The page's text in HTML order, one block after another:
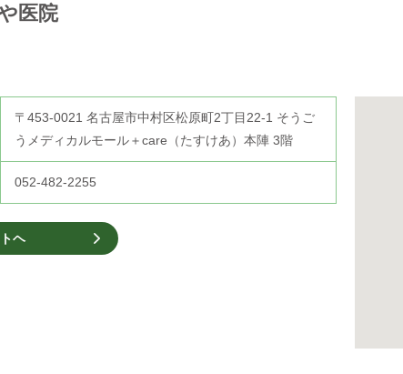
医院
〒453-0021 名古屋市中村区松原町2丁目22-1 そうご
うメディカルモール＋care（たすけあ）本陣 3階
052-482-2255
ヘ